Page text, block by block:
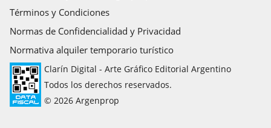
Términos y Condiciones
Normas de Confidencialidad y Privacidad
Normativa alquiler temporario turístico
Clarín Digital - Arte Gráfico Editorial Argentino
Todos los derechos reservados.
© 2026 Argenprop